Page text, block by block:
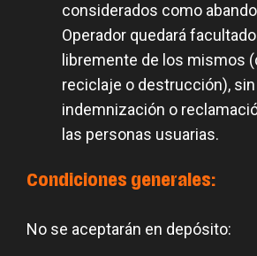
considerados como
Operador quedará
libremente de los mismos
reciclaje o destrucción),
indemnización o
las personas usuarias.
Condiciones generales:
No se aceptarán en depósito: